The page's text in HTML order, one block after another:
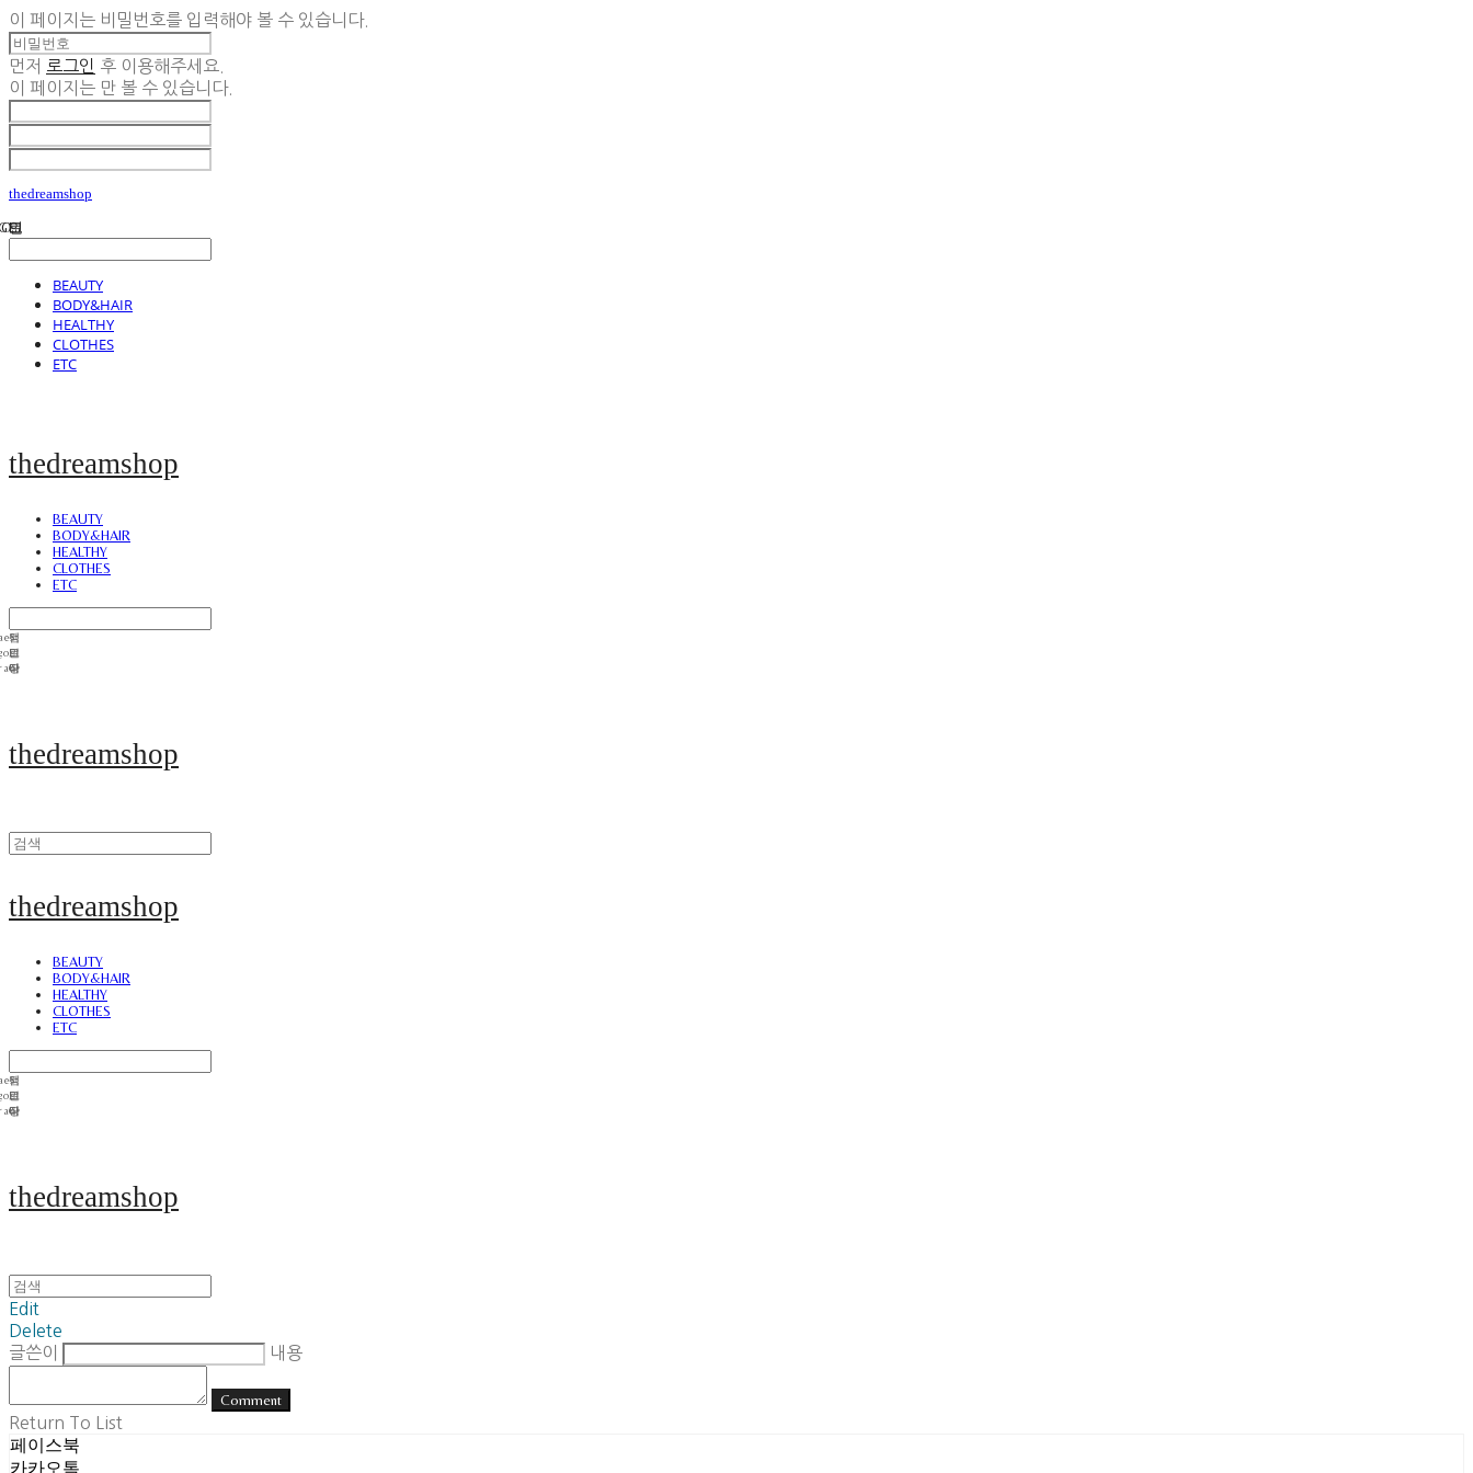
이 페이지는 비밀번호를 입력해야 볼 수 있습니다.
먼저 로그인 후 이용해주세요.
이 페이지는 만 볼 수 있습니다.
thedreamshop
BEAUTY
BODY&HAIR
HEALTHY
CLOTHES
ETC
thedreamshop
BEAUTY
BODY&HAIR
HEALTHY
CLOTHES
ETC
thedreamshop
thedreamshop
BEAUTY
BODY&HAIR
HEALTHY
CLOTHES
ETC
thedreamshop
Edit
Delete
글쓴이
내용
Comment
Return To List
페이스북
카카오톡